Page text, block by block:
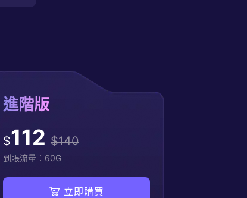
進階版
$112 $140
到賬流量： 60G
立即購買